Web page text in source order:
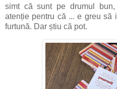
simt că sunt pe drumul
atenție pentru că ... e greu
furtună. Dar știu că pot.